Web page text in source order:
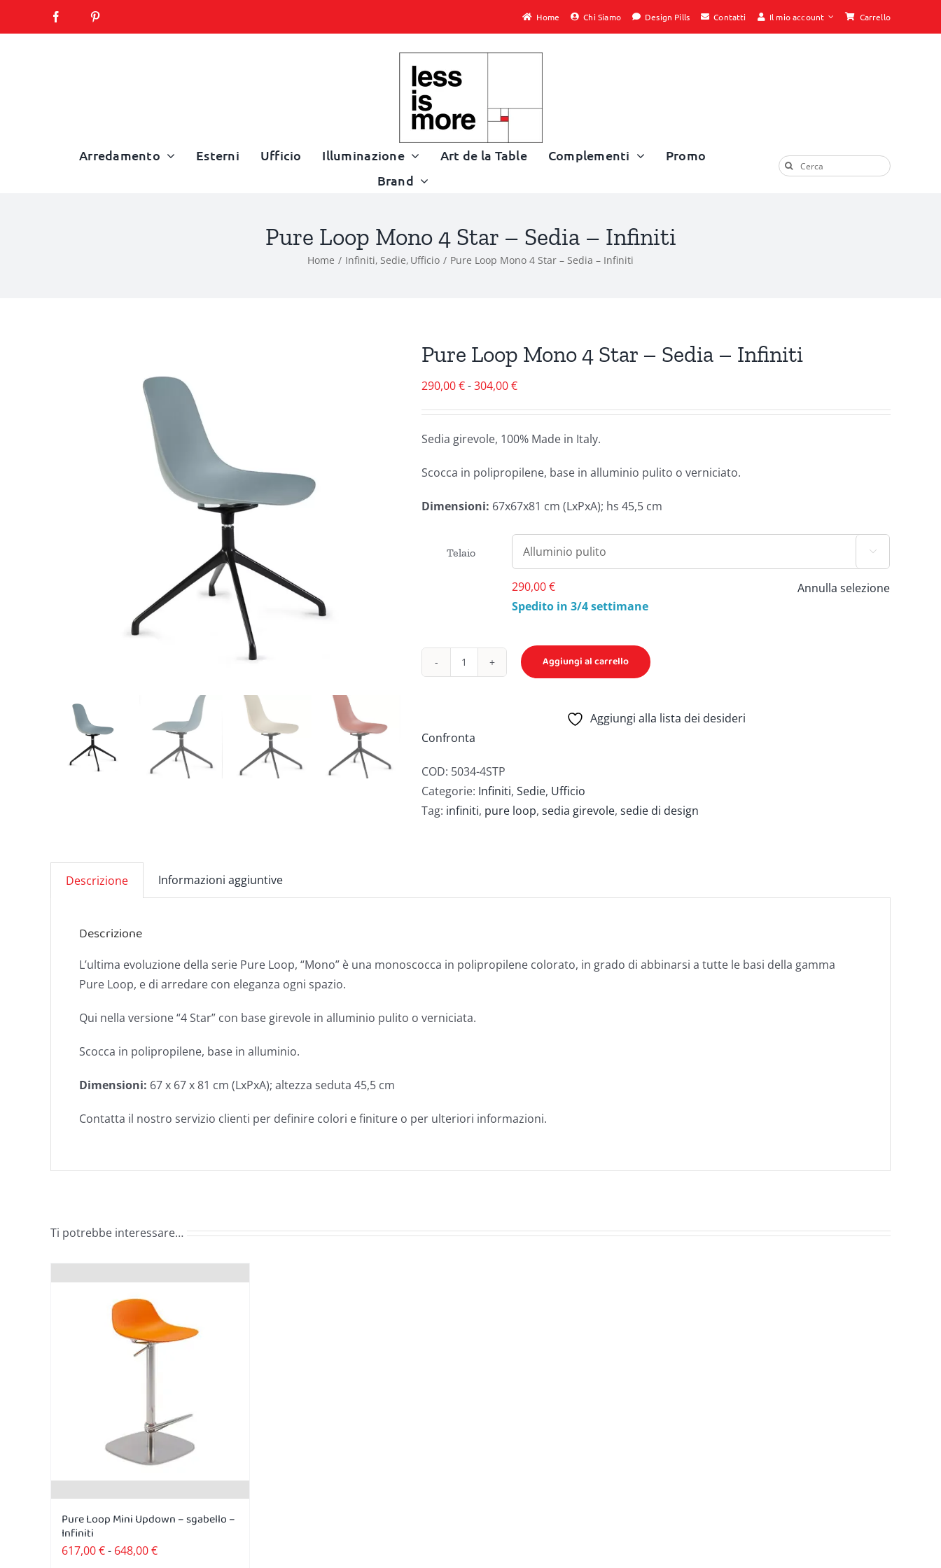
Home Chi Siamo Design Pills Contatti Il mio account Carrello
Arredamento Esterni Ufficio Illuminazione Art de la Table Complementi
Promo
Brand
Cerca
Pure Loop Mono 4 Star – Sedia – Infiniti
Home Infiniti Sedie Ufficio Pure Loop Mono 4 Star – Sedia – Infiniti
Pure Loop Mono 4 Star – Sedia – Infiniti
290,00€-304,00€Fascia
da
304,00 €
Sedia girevole, 100% Made in Italy.
Scocca in polipropilene, base in alluminio pulito o verniciato.
Dimensioni: 67x67x81 cm (LxPxA); hs 45,5 cm
Telaio 
290,00€
Spedito in 3/4 settimane
Annulla selezione
Pure
-
Sedia
-
Aggiungi al carrello
Aggiungi alla lista dei desideri
Confronta
COD: 5034-4STP
Categorie: Infiniti, Sedie, Ufficio
Tag: infiniti, pure loop, sedia girevole, sedie di design
Descrizione Informazioni aggiuntive
Descrizione
L’ultima evoluzione della serie Pure Loop, “Mono” è una monoscocca in polipropilene colorato, in grado di abbinarsi a tutte le basi della gamma
Pure Loop, e di arredare con eleganza ogni spazio.
Qui nella versione “4 Star” con base girevole in alluminio pulito o verniciata.
Scocca in polipropilene, base in alluminio.
Dimensioni: 67 x 67 x 81 cm (LxPxA); altezza seduta 45,5 cm
Contatta il nostro servizio clienti per definire colori e finiture o per ulteriori informazioni.
Ti potrebbe interessare…
Pure Loop Mini Updown – sgabello –
Infiniti
617,00€- 648,00€Fascia